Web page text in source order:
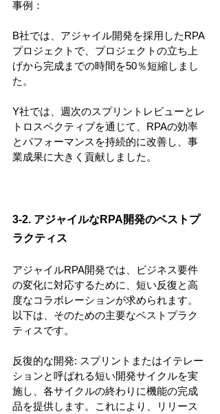
事例：
B社では、アジャイル開発を採用したRPA
プロジェクトで、プロジェクトの立ち上
げから完成までの時間を50％短縮しまし
た。
Y社では、週次のスプリントレビューとレ
トロスペクティブを通じて、RPAの効率
とパフォーマンスを持続的に改善し、事
業成果に大きく貢献しました。
3-2. アジャイルなRPA開発のベストプ
ラクティス
アジャイルRPA開発では、ビジネス要件
の変化に対応するために、短い反復と高
度なコラボレーションが求められます。
以下は、そのための主要なベストプラク
ティスです。
反復的な開発: スプリントまたはイテレー
ションと呼ばれる短い開発サイクルを実
施し、各サイクルの終わりに機能の完成
品を提供します。これにより、リリース